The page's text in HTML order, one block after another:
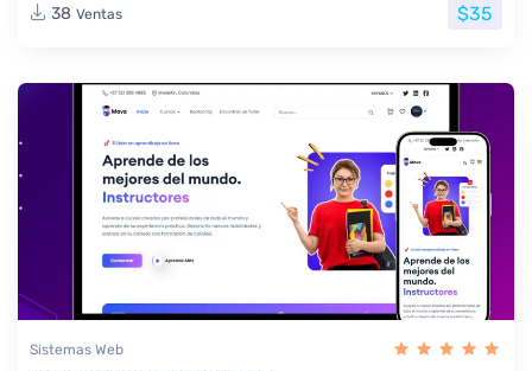
38 Ventas $35
Sistemas Web